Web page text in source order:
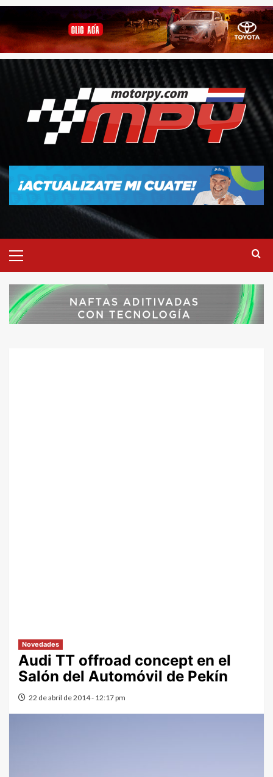
Novedades
Audi TT offroad concept en el
Salón del Automóvil de Pekín
22 de abril de 2014 - 12:17 pm